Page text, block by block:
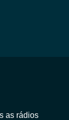
as rádios